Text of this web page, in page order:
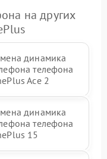
на других
динамика
телефона
Ace 2
динамика
телефона
15